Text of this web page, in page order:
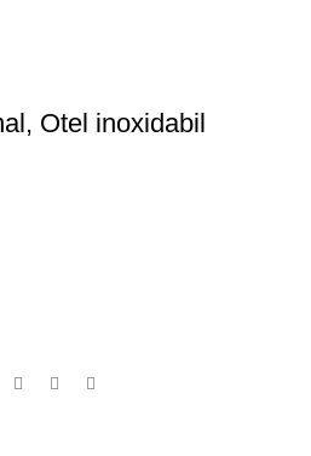
Otel inoxidabil